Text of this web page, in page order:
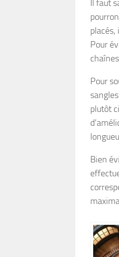
Il faut
Pour
Pour
plutôt
Bien